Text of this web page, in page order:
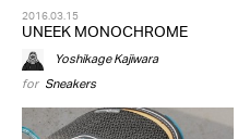
2016.03.15
UNEEK MONOCHROME
Yoshikage Kajiwara
for Sneakers